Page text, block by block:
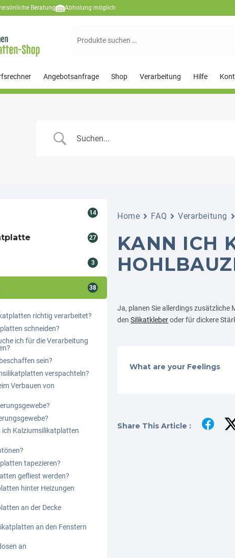
Beratung Abholung möglich
Suchen
Angebotsanfrage Shop Verarbeitung Hilfe
14
27
3
38
richtig verarbeitet?
schneiden?
ich für die Verarbeitung
sein?
verspachteln?
Verbauen von
ich Kalziumsilikatplatten
tapezieren?
gefliest werden?
hinter Heizungen
an der Decke
an den Fenstern
an
Home FAQ Verarbeitung
KANN ICH
Ja, planen Sie allerdings zusätzliche
denSilikatkleberoder für dickere
What are your Feelings
Share This Article :